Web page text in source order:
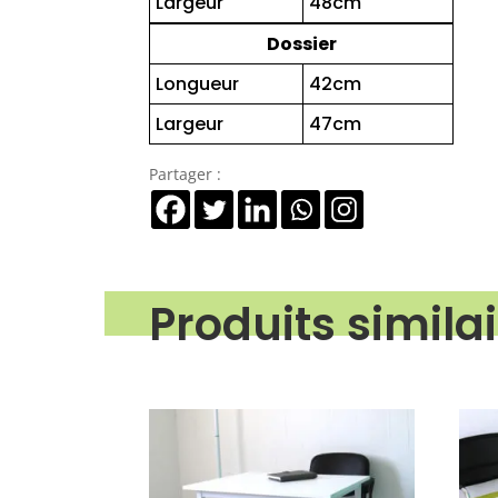
Dossier
Longueur
42cm
Largeur
47cm
Partager :
Produits